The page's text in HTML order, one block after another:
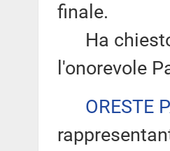
finale.
Ha chiesto
l'onorevole
ORESTE